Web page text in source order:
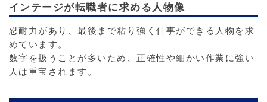
インテージが転職者に求める人物像
忍耐力があり、最後まで粘り強く仕事ができる人物を求
めています。
数字を扱うことが多いため、正確性や細かい作業に強い
人は重宝されます。